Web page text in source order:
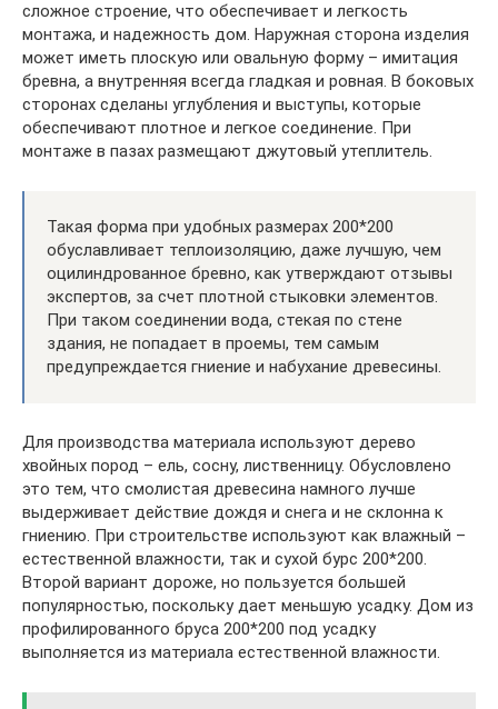
сложное строение, что обеспечивает и легкость
монтажа, и надежность дом. Наружная сторона изделия
может иметь плоскую или овальную форму – имитация
бревна, а внутренняя всегда гладкая и ровная. В боковых
сторонах сделаны углубления и выступы, которые
обеспечивают плотное и легкое соединение. При
монтаже в пазах размещают джутовый утеплитель.
Такая форма при удобных размерах 200*200
обуславливает теплоизоляцию, даже лучшую, чем
оцилиндрованное бревно, как утверждают отзывы
экспертов, за счет плотной стыковки элементов.
При таком соединении вода, стекая по стене
здания, не попадает в проемы, тем самым
предупреждается гниение и набухание древесины.
Для производства материала используют дерево
хвойных пород – ель, сосну, лиственницу. Обусловлено
это тем, что смолистая древесина намного лучше
выдерживает действие дождя и снега и не склонна к
гниению. При строительстве используют как влажный –
естественной влажности, так и сухой бурс 200*200.
Второй вариант дороже, но пользуется большей
популярностью, поскольку дает меньшую усадку. Дом из
профилированного бруса 200*200 под усадку
выполняется из материала естественной влажности.